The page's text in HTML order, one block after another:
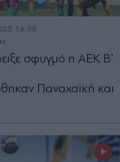
16:00
σφυγμό η ΑΕΚ Β'
Παναχαϊκή και